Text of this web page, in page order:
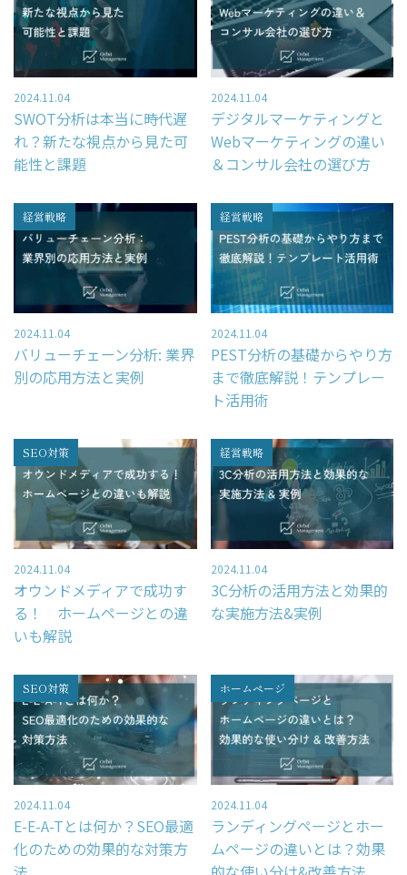
2024.11.04
SWOT分析は本当に時代遅
れ？新たな視点から見た可
能性と課題
2024.11.04
デジタルマーケティングと
Webマーケティングの違い
＆コンサル会社の選び方
経営戦略
2024.11.04
バリューチェーン分析: 業界
別の応用方法と実例
経営戦略
2024.11.04
PEST分析の基礎からやり方
まで徹底解説！テンプレー
ト活用術
SEO対策
2024.11.04
オウンドメディアで成功す
る！ ホームページとの違
いも解説
経営戦略
2024.11.04
3C分析の活用方法と効果的
な実施方法&実例
SEO対策
2024.11.04
E-E-A-Tとは何か？SEO最適
化のための効果的な対策方
ホームページ
2024.11.04
ランディングページとホー
ムページの違いとは？効果